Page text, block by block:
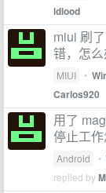
ldlood
miui 刷
错，怎
MIUI •
Carlos920
用了
停止工
Android •
replied by